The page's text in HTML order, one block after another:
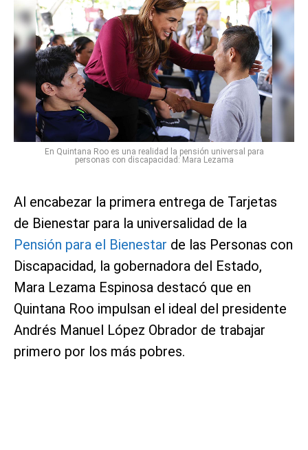
En Quintana Roo es una realidad la pensión universal para
personas con discapacidad: Mara Lezama
Al encabezar la primera entrega de Tarjetas
de Bienestar para la universalidad de la
Pensión para el Bienestar de las Personas con
Discapacidad, la gobernadora del Estado,
Mara Lezama Espinosa destacó que en
Quintana Roo impulsan el ideal del presidente
Andrés Manuel López Obrador de trabajar
primero por los más pobres.